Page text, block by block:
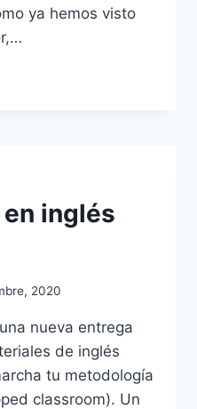
ya hemos visto
inglés
2020
nueva entrega
de inglés
tu metodología
classroom). Un